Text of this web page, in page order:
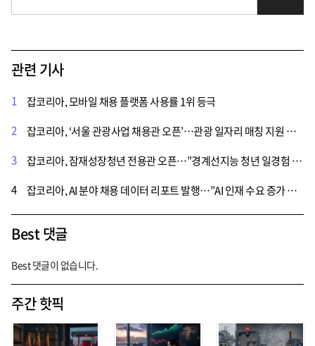
관련 기사
1
잡코리아, 모바일 채용 플랫폼 사용률 1위 등극
2
잡코리아, ‘서울 관광사업 채용관 오픈’…관광 일자리 매칭 지원 나서
3
잡코리아, 잠재성장청년 전용관 오픈…”경계선지능 청년 일경험 지원과 저변 확대 목표”
4
잡코리아, AI 분야 채용 데이터 리포트 발행…”AI 인재 수요 증가 양상”
Best 댓글
Best 댓글이 없습니다.
주간 핫픽